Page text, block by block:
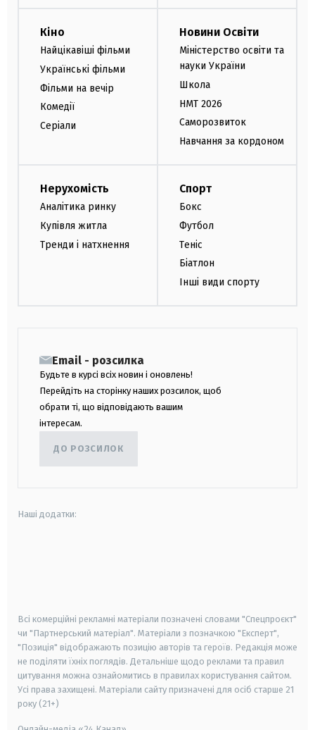
Кіно
Найцікавіші фільми
Українські фільми
Фільми на вечір
Комедії
Серіали
Новини Освіти
Міністерство освіти та
науки України
Школа
НМТ 2026
Саморозвиток
Навчання за кордоном
Нерухомість
Аналітика ринку
Купівля житла
Тренди і натхнення
Спорт
Бокс
Футбол
Теніс
Біатлон
Інші види спорту
Email - розсилка
Будьте в курсі всіх новин і оновлень!
Перейдіть на сторінку наших розсилок, щоб
обрати ті, що відповідають вашим
інтересам.
ДО РОЗСИЛОК
Наші додатки:
Всі комерційні рекламні матеріали позначені словами "Спецпроєкт"
чи "Партнерський матеріал". Матеріали з позначкою "Експерт",
"Позиція" відображають позицію авторів та героїв. Редакція може
не поділяти їхніх поглядів. Детальніше щодо реклами та правил
цитування можна ознайомитись в правилах користування сайтом.
Усі права захищені. Матеріали сайту призначені для осіб старше 21
року (21+)